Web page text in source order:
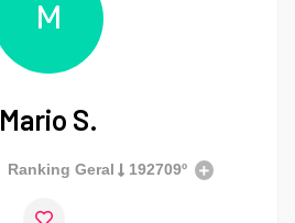
M
Mario S.
Ranking Geral 192709º